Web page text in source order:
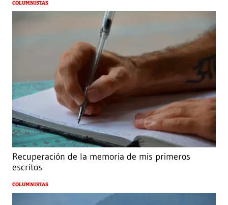
COLUMNISTAS
Recuperación de la memoria de mis primeros
escritos
COLUMNISTAS